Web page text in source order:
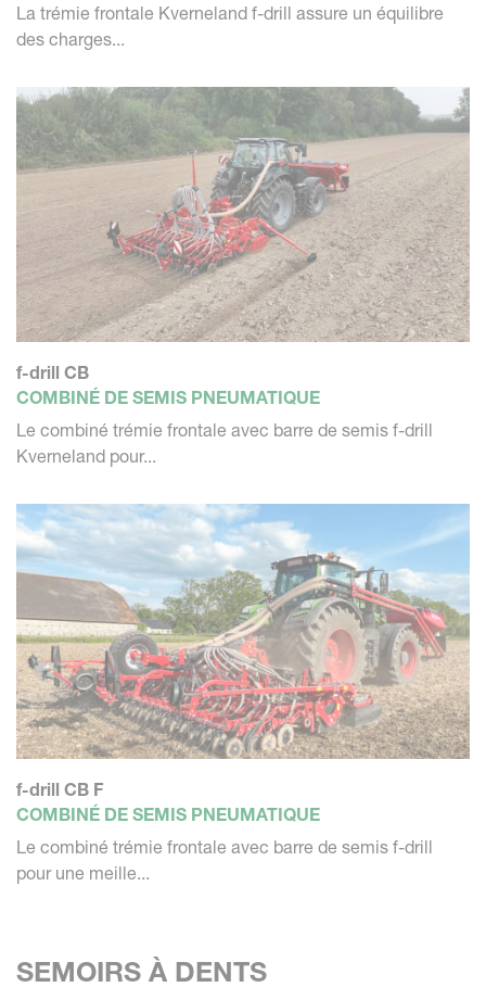
La trémie frontale Kverneland f-drill assure un équilibre
des charges...
f-drill CB
COMBINÉ DE SEMIS PNEUMATIQUE
Le combiné trémie frontale avec barre de semis f-drill
Kverneland pour...
f-drill CB F
COMBINÉ DE SEMIS PNEUMATIQUE
Le combiné trémie frontale avec barre de semis f-drill
pour une meille...
SEMOIRS À DENTS